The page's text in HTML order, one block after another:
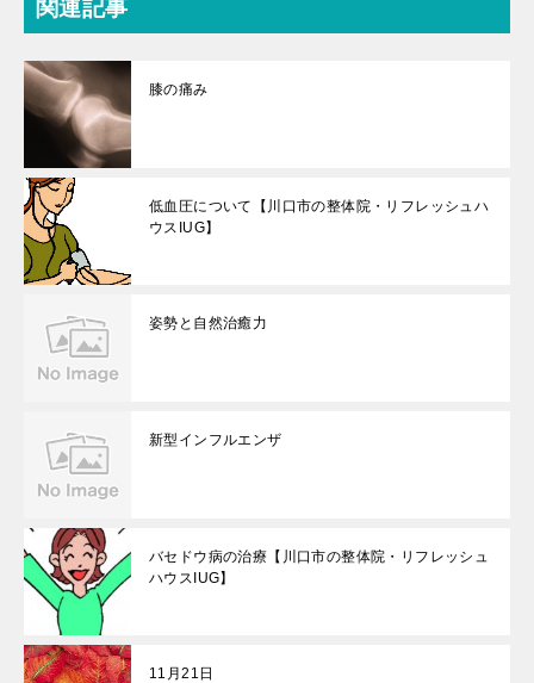
関連記事
膝の痛み
低血圧について【川口市の整体院・リフレッシュハ
ウスIUG】
姿勢と自然治癒力
新型インフルエンザ
バセドウ病の治療【川口市の整体院・リフレッシュ
ハウスIUG】
11月21日